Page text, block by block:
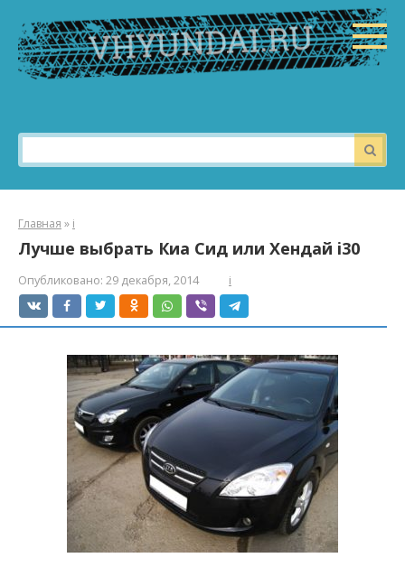
контенту
Поиск:
Главная » i
Лучше выбрать Киа Сид или Хендай i30
Опубликовано: 29 декабря, 2014 i